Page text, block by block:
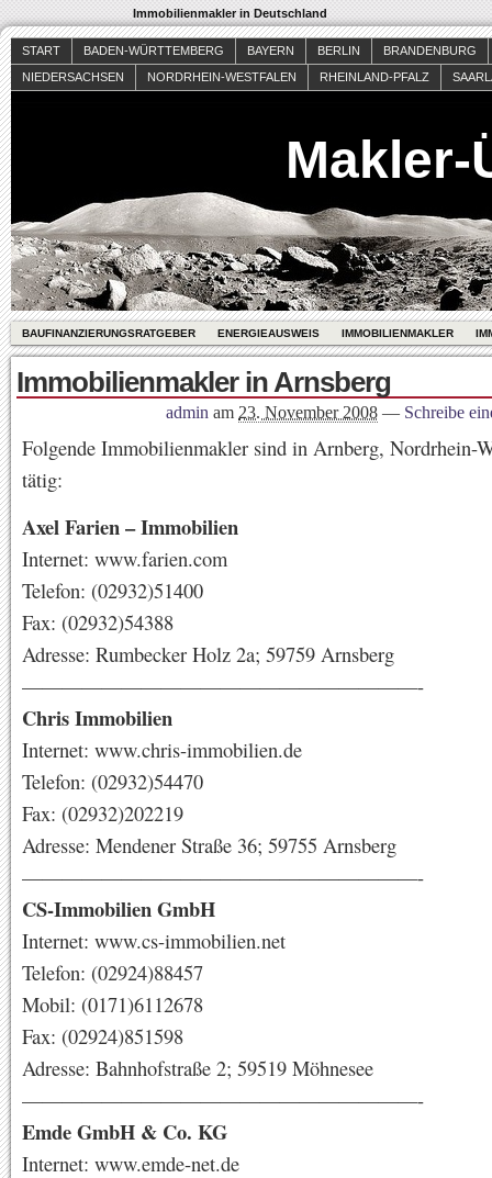
Immobilienmakler in Deutschland
START BADEN-WÜRTTEMBERG BAYERN BERLIN
BRANDENBURG
NIEDERSACHSEN
NORDRHEIN-WESTFALEN RHEINLAND-PFALZ
Makler-
BAUFINANZIERUNGSRATGEBER ENERGIEAUSWEIS IMMOBILIENMAKLER
Immobilienmakler in Arnsberg
admin am 23. November 2008 — Schreibe
Folgende Immobilienmakler sind in Arnberg, Nordrhein-
tätig:
Axel Farien – Immobilien
Internet: www.farien.com
Telefon: (02932)51400
Fax: (02932)54388
Adresse: Rumbecker Holz 2a; 59759 Arnsberg
————————————————————-
Chris Immobilien
Internet: www.chris-immobilien.de
Telefon: (02932)54470
Fax: (02932)202219
Adresse: Mendener Straße 36; 59755 Arnsberg
————————————————————-
CS-Immobilien GmbH
Internet: www.cs-immobilien.net
Telefon: (02924)88457
Mobil: (0171)6112678
Fax: (02924)851598
Adresse: Bahnhofstraße 2; 59519 Möhnesee
————————————————————-
Emde GmbH & Co. KG
Internet: www.emde-net.de